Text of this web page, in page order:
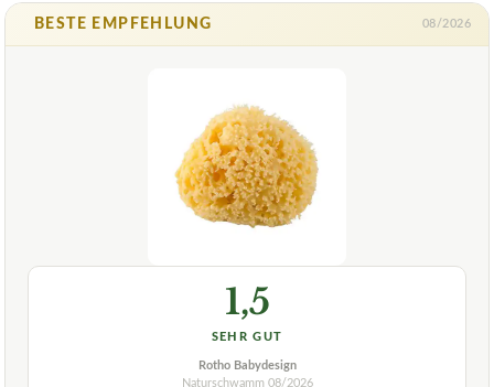
BESTE EMPFEHLUNG 08/2026
1,5
SEHR GUT
Rotho Babydesign
Naturschwamm 08/2026